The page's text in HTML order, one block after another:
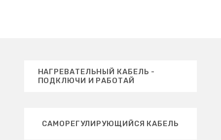
НАГРЕВАТЕЛЬНЫЙ КАБЕЛЬ -
ПОДКЛЮЧИ И РАБОТАЙ
САМОРЕГУЛИРУЮЩИЙСЯ КАБЕЛЬ